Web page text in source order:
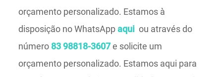
orçamento personalizado. Estamos à
disposição no WhatsAppaquiou através do
número 83 98818-3607e solicite um
orçamento personalizado. Estamos aqui para